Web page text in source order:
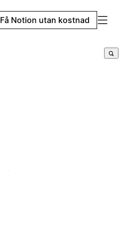
Få Notion utan kostnad